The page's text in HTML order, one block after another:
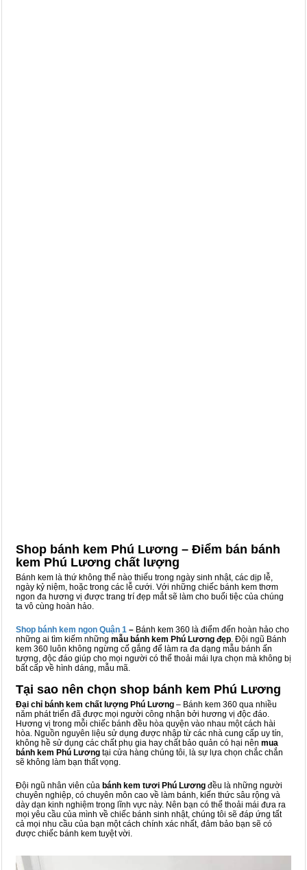
Shop bánh kem Phú Lương – Điểm bán bánh
kem Phú Lương chất lượng
Bánh kem là thứ không thể nào thiếu trong ngày sinh nhật, các dịp lễ,
ngày kỷ niệm, hoặc trong các lễ cưới. Với những chiếc bánh kem thơm
ngon đa hương vị được trang trí đẹp mắt sẽ làm cho buổi tiệc của chúng
ta vô cùng hoàn hảo.
Shop bánh kem ngon Quận 1 – Bánh kem 360 là điểm đến hoàn hảo cho
những ai tìm kiếm những mẫu bánh kem Phú Lương đẹp. Đội ngũ Bánh
kem 360 luôn không ngừng cố gắng để làm ra đa dạng mẫu bánh ấn
tượng, độc đáo giúp cho mọi người có thể thoải mái lựa chọn mà không bị
bất cấp về hình dáng, mẫu mã.
Tại sao nên chọn shop bánh kem Phú Lương
Đại chỉ bánh kem chất lượng Phú Lương – Bánh kem 360 qua nhiều
năm phát triển đã được mọi người công nhận bởi hương vị độc đáo.
Hương vị trong mỗi chiếc bánh đều hòa quyện vào nhau một cách hài
hòa. Nguồn nguyên liệu sử dụng được nhập từ các nhà cung cấp uy tín,
không hề sử dụng các chất phụ gia hay chất bảo quản có hại nên mua
bánh kem Phú Lương tại cửa hàng chúng tôi, là sự lựa chọn chắc chắn
sẽ không làm bạn thất vọng.
Đội ngũ nhân viên của bánh kem tươi Phú Lương đều là những người
chuyên nghiệp, có chuyên môn cao về làm bánh, kiến thức sâu rộng và
dày dạn kinh nghiệm trong lĩnh vực này. Nên bạn có thể thoải mái đưa ra
mọi yêu cầu của mình về chiếc bánh sinh nhật, chúng tôi sẽ đáp ứng tất
cả mọi nhu cầu của bạn một cách chính xác nhất, đảm bảo bạn sẽ có
được chiếc bánh kem tuyệt vời.